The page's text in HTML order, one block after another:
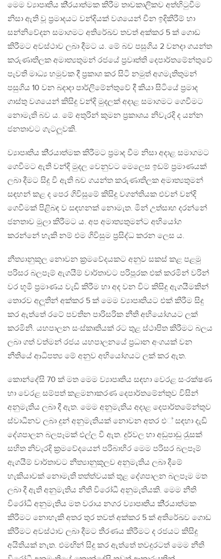
මෙම ව්‍යාපෘතිය කි‍්‍රයාත්මක කිරීම තාවකාලිකව අත්හිටුවීම
නිසා ඇති වූ ප‍්‍රමාදයට වන්දියක් වශයෙන් චීන ඉදිකිරීම් හා
සන්නිවේදන සමාගමට අතිරේඛව තවත් අක්කර 5 ක් ගොඩ
කිරීමට අවස්ථාව ලබා දීමට ය. මේ බව පසුගිය 2 වනදා ගයන්ත
කරුණාතිලක අමාත්‍යතුමන් රජයේ ප‍්‍රවෘත්ති දෙපාර්තමේන්තුවේ
පැවති මාධ්‍ය හමුවක දී ප‍්‍රකාශ කර සිටි නමුත් අගමැතිතුමන්
පසුගිය 10 වන බදාදා පාර්ලිමේන්තුවේ දී කියා සිටියේ ප‍්‍රමාද
ගාස්තු වශයෙන් කිසිදු වන්දි මුදලක් අදාළ සමාගමට ගෙවීමට
නොමැති බව ය. මේ අතුරින් කුමන ප‍්‍රකාශය නිවැරදි ද යන්න
ජනතාවට ගැටලූවකි.
ව්‍යාපෘතිය කි‍්‍රයාත්මක කිරීමට ප‍්‍රමාද වීම නිසා අදාළ සමාගමට
ගෙවීමට ඇති වන්දි මුදල වෙනුවට මෙලෙස ඉඩම් ප‍්‍රමාණයක්
ලබා දීමට සිදු වී ඇති බව ගයන්ත කරුණාතිලක අමාත්‍යතුමන්
සඳහන් කළ ද පෙර ගිවිසුමේ කිසිදු වගන්තියක එවන් වන්දි
ගෙවීමක් පිළිබඳ ව සඳහනක් නොමැත. මින් උත්සාහ දරන්නේ
ජනතාව මුලා කිරීමට ය. අප අමාත්‍යතුමන්ට අභියෝග
කරන්නේ හැකි නම් එම ගිවිසුම ප‍්‍රසිද්ධ කරන ලෙස ය.
නීත්‍යානුකූල නොවන ක‍්‍රමවේදයකට අනුව සකස් කළ පළමු
පරිසර බලපෑම් ඇගයීම් වාර්තාවට පරිපූරක එක් කරමින් වරින්
වර භූමි ප‍්‍රමාණය වැඩි කිරීම හා අද වන විට කිසිදු ඇගයීමකින්
තොරව අලූතින් අක්කර 5 ක් මෙම ව්‍යාපෘතියට එක් කිරීම සිදු
කර ඇත්තේ රටේ පවතින පාරිසරික නීති අභියෝගයට ලක්
කරමිනි. යහපාලන සංස්කෘතියක් රට තුළ ස්ථාපිත කිරීමට බලය
ලබා ගත් වත්මන් රජය යහපාලනයේ ප‍්‍රධාන අංගයක් වන
නීතියේ ආධිපත්‍ය මේ අනුව අභියෝගයට ලක් කර ඇත.
කොන්දේසි 70 ක් මත මෙම ව්‍යාපෘතිය සඳහා වෙරළ සංරක්ෂණ
හා වෙරළ සම්පත් කළමනාකරණ දෙපාර්තමේන්තුව විසින්
අනුමැතිය ලබා දී ඇත. මෙම අනුමැතිය අදාළ දෙපාර්තමේන්තුව
ස්වාධීනව ලබා දුන් අනුමැතියක් නොවන අතර එ් සඳහා දැඩි
දේශපාලන බලපෑමක් එල්ල වී ඇත. දුර්වල හා අඩුපාඩු රැුසක්
සහිත නිවැරදි ක‍්‍රමවේදයෙන් පරිබාහිර මෙම පරිසර බලපෑම්
ඇගයීම් වාර්තාවට නීත්‍යානුකූලව අනුමැතිය ලබා දීමේ
හැකියාවක් නොමැති තත්ත්වයක් තුළ දේශපාලන බලපෑම මත
ලබා දී ඇති අනුමැතිය නීති විරෝධී අනුමැතියකි. මෙම නීති
විරෝධී අනුමැතිය මත වරාය නගර ව්‍යාපෘතිය කි‍්‍රයාත්මක
කිරීමට නොහැකි අතර තුර තවත් අක්කර 5 ක් අතිරේඛව ගොඩ
කිරීමට අවස්ථාව ලබා දීමට තීරණය කිරීමට ද රජයට කිසිදු
අයිතියක් නැත. එමඟින් සිදු කර ඇත්තේ තවදුරටත් මෙම නීති